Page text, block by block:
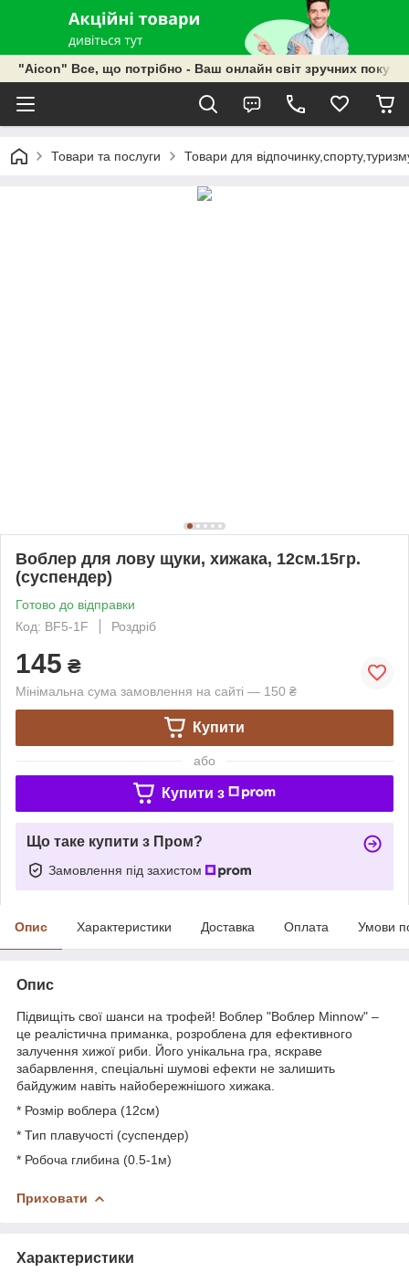
"Aicon" Все, що потрібно - Ваш онлайн світ зручних
Товари та послуги Товари для
Воблер для лову щуки, хижака, 12см.15гр.
(суспендер)
Готово до відправки
Код: BF5-1F
Роздріб
145 ₴
Мінімальна сума замовлення на сайті — 150 ₴
Купити
або
Купити з
Що таке купити з Пром?
Замовлення під захистом
Опис Характеристики Доставка Оплата Умови
Опис
Підвищіть свої шанси на трофей! Воблер "Воблер Minnow" –
це реалістична приманка, розроблена для ефективного
залучення хижої риби. Його унікальна гра, яскраве
забарвлення, спеціальні шумові ефекти не залишить
байдужим навіть найобережнішого хижака.
* Розмір воблера (12см)
* Тип плавучості (суспендер)
* Робоча глибина (0.5-1м)
Приховати
Характеристики